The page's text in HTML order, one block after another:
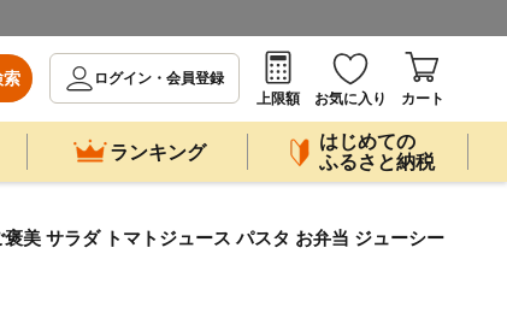
索
ログイン・会員登録
上限額
お気に入り カート
ランキング
はじめての
ふるさと納税
美 サラダ トマトジュース パスタ お弁当 ジューシー